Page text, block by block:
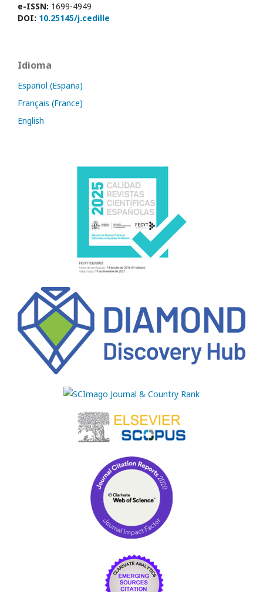
e-ISSN: 1699-4949
DOI: 10.25145/j.cedille
Idioma
Español (España)
Français (France)
English